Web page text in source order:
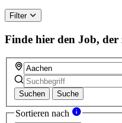
this
field
Filter
Finde hier den Job, der
Suchen Suche
Sortieren nach